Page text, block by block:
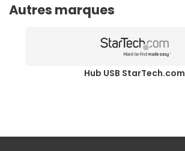
Autres marques
Hub USB StarTech.com